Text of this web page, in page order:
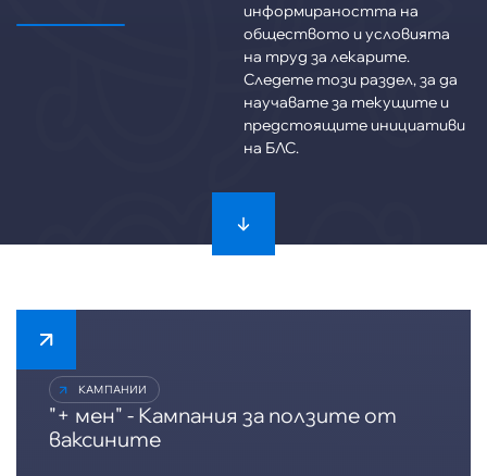
100%
информираността на
обществото и условията
на труд за лекарите.
Следете този раздел, за да
научавате за текущите и
предстоящите инициативи
на БЛС.
КАМПАНИИ
"+ мен" - Кампания за ползите от
ваксините